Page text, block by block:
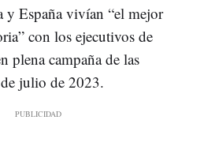
y España vivían “el mejor
con los ejecutivos de
plena campaña de las
de julio de 2023.